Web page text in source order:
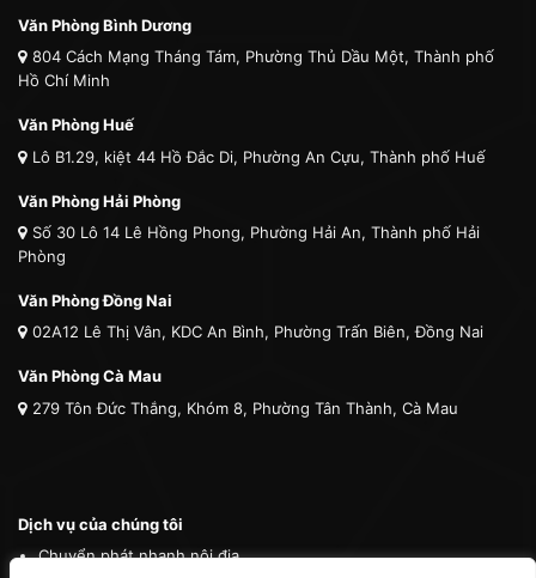
Văn Phòng Bình Dương
804 Cách Mạng Tháng Tám, Phường Thủ Dầu Một, Thành phố
Hồ Chí Minh
Văn Phòng Huế
Lô B1.29, kiệt 44 Hồ Đắc Di, Phường An Cựu, Thành phố Huế
Văn Phòng Hải Phòng
Số 30 Lô 14 Lê Hồng Phong, Phường Hải An, Thành phố Hải
Phòng
Văn Phòng Đồng Nai
02A12 Lê Thị Vân, KDC An Bình, Phường Trấn Biên, Đồng Nai
Văn Phòng Cà Mau
279 Tôn Đức Thắng, Khóm 8, Phường Tân Thành, Cà Mau
Dịch vụ của chúng tôi
Chuyển phát nhanh nội địa